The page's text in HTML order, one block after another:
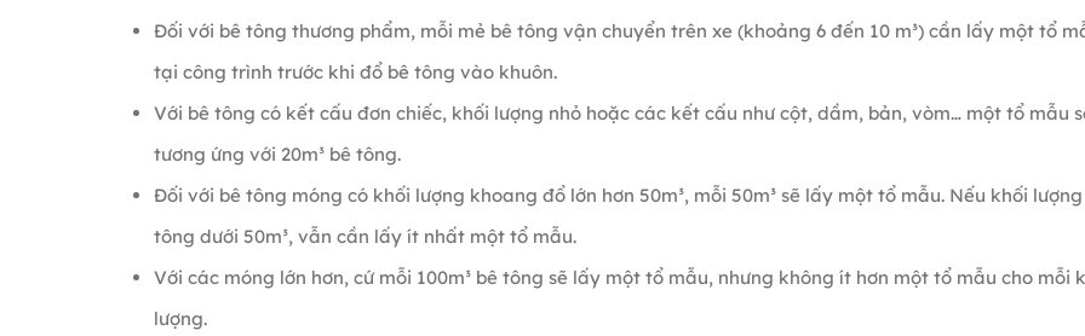
Đối với bê tông thương phẩm, mỗi mẻ bê tông vận chuyển trên xe (khoảng 6 đến 10 m³) cần lấy một tổ
tại công trình trước khi đổ bê tông vào khuôn.
Với bê tông có kết cấu đơn chiếc, khối lượng nhỏ hoặc các kết cấu như cột, dầm, bản, vòm… một tổ mẫu
tương ứng với 20m³ bê tông.
Đối với bê tông móng có khối lượng khoang đổ lớn hơn 50m³, mỗi 50m³ sẽ lấy một tổ mẫu. Nếu khối
tông dưới 50m³, vẫn cần lấy ít nhất một tổ mẫu.
Với các móng lớn hơn, cứ mỗi 100m³ bê tông sẽ lấy một tổ mẫu, nhưng không ít hơn một tổ mẫu cho mỗi
lượng.